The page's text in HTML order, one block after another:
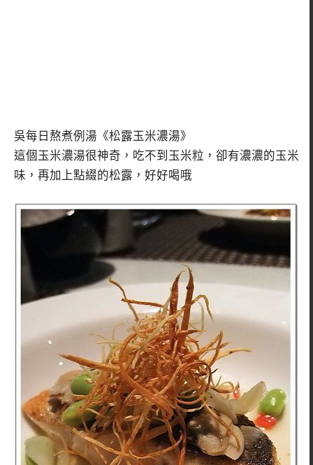
吳每日熬煮例湯《松露玉米濃湯》
這個玉米濃湯很神奇，吃不到玉米粒，卻有濃濃的玉米
味，再加上點綴的松露，好好喝哦